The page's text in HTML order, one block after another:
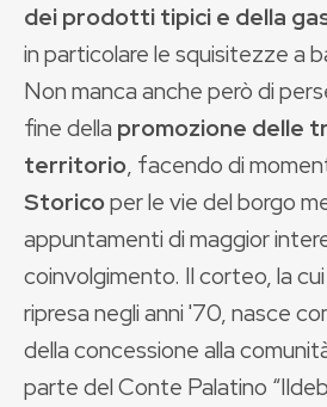
dei prodotti tipici e della
in particolare le squisitezze a
Non manca anche però di
fine della promozione delle
territorio, facendo di
Storicoper le vie del borgo
appuntamenti di maggior
coinvolgimento. Il corteo, la
ripresa negli anni '70, nasce
della concessione alla
parte del Conte Palatino